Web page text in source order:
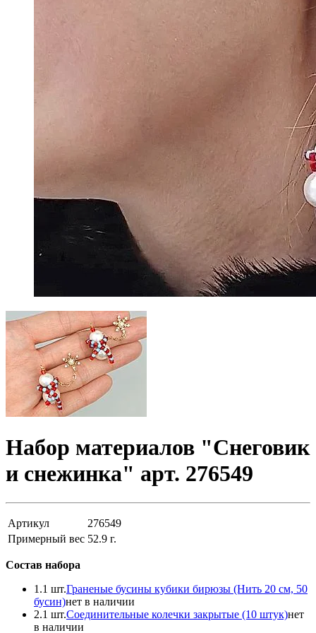
Набор материалов "Снеговик
и снежинка" арт. 276549
Артикул
276549
Примерный вес 52.9 г.
Состав набора
1.1 шт.Граненые бусины кубики бирюзы (Нить 20 см, 50
бусин)нет в наличии
2.1 шт.Соединительные колечки закрытые (10 штук)нет
в наличии